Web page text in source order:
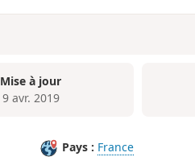
Mise à jour
9 avr. 2019
Pays : France